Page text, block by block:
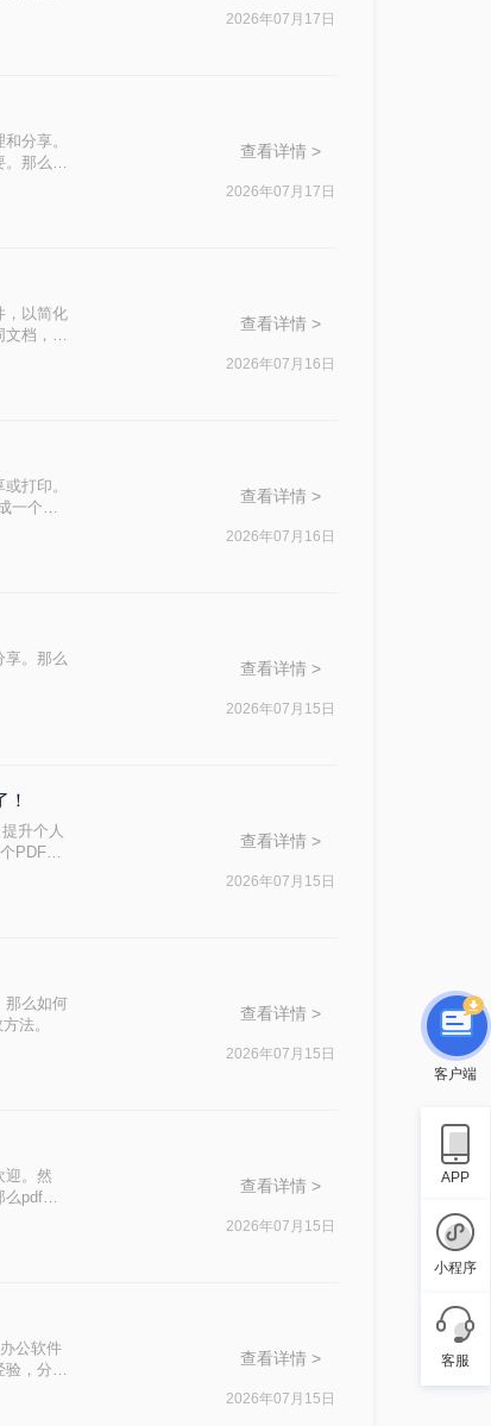
2026年07月17日
分享。
那么如
查看详情 >
2026年07月17日
，以简化
档，掌
查看详情 >
2026年07月16日
打印。
一个文
查看详情 >
2026年07月16日
享。那么
查看详情 >
2026年07月15日
升个人
PDF，
查看详情 >
2026年07月15日
那么如何
法。
查看详情 >
2026年07月15日
迎。然
么pdf如
查看详情 >
2026年07月15日
公软件
，分享
掌握实
查看详情 >
2026年07月15日
客户端
APP
小程序
客服